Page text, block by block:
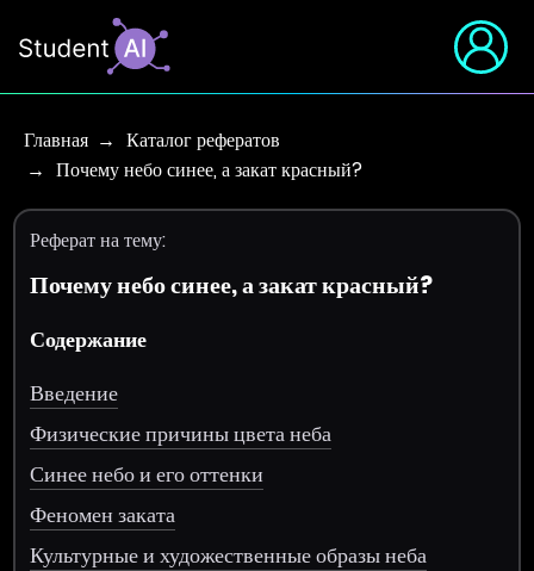
Главная
Каталог рефератов
Почему небо синее, а закат красный?
Реферат на тему:
Почему небо синее, а закат красный?
Содержание
Введение
Физические причины цвета неба
Синее небо и его оттенки
Феномен заката
Культурные и художественные образы неба